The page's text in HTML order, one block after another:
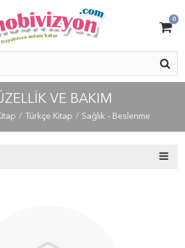
0
VE BAKIM
Türkçe Kitap Sağlık - Beslenme